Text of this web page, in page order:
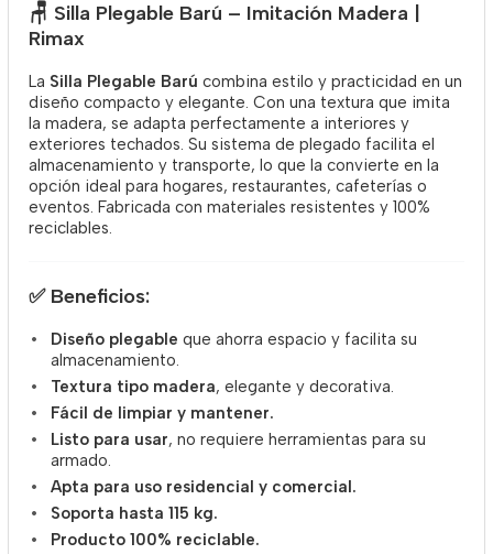
🪑 Silla Plegable Barú – Imitación Madera |
Rimax
La Silla Plegable Barú combina estilo y practicidad en un
diseño compacto y elegante. Con una textura que imita
la madera, se adapta perfectamente a interiores y
exteriores techados. Su sistema de plegado facilita el
almacenamiento y transporte, lo que la convierte en la
opción ideal para hogares, restaurantes, cafeterías o
eventos. Fabricada con materiales resistentes y 100%
reciclables.
✅ Beneficios:
Diseño plegable que ahorra espacio y facilita su
almacenamiento.
Textura tipo madera, elegante y decorativa.
Fácil de limpiar y mantener.
Listo para usar, no requiere herramientas para su
armado.
Apta para uso residencial y comercial.
Soporta hasta 115 kg.
Producto 100% reciclable.